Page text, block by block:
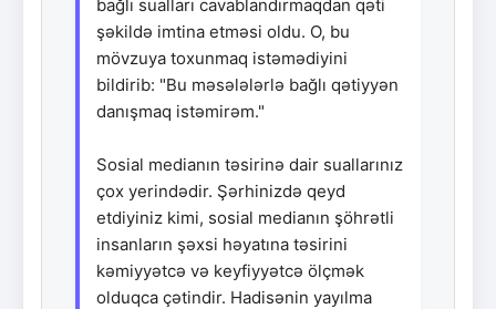
bağlı sualları cavablandırmaqdan qəti
şəkildə imtina etməsi oldu. O, bu
mövzuya toxunmaq istəmədiyini
bildirib: "Bu məsələlərlə bağlı qətiyyən
danışmaq istəmirəm."
Sosial medianın təsirinə dair suallarınız
çox yerindədir. Şərhinizdə qeyd
etdiyiniz kimi, sosial medianın şöhrətli
insanların şəxsi həyatına təsirini
kəmiyyətcə və keyfiyyətcə ölçmək
olduqca çətindir. Hadisənin yayılma